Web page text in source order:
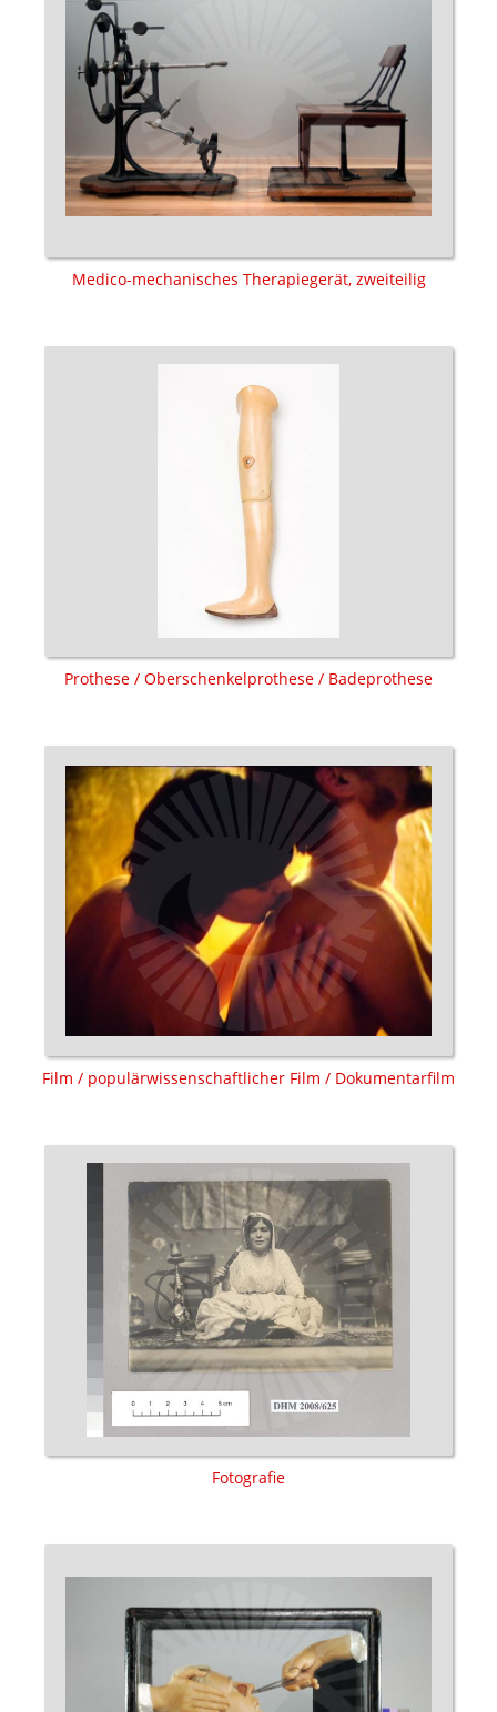
Medico-mechanisches Therapiegerät, zweiteilig
Prothese / Oberschenkelprothese / Badeprothese
Film / populärwissenschaftlicher Film / Dokumentarfilm
Fotografie